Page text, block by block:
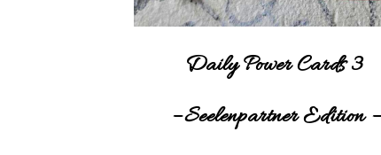
Daily Power Cards 3
– Seelenpartner Edition –